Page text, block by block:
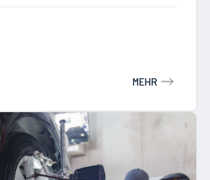
MEHR